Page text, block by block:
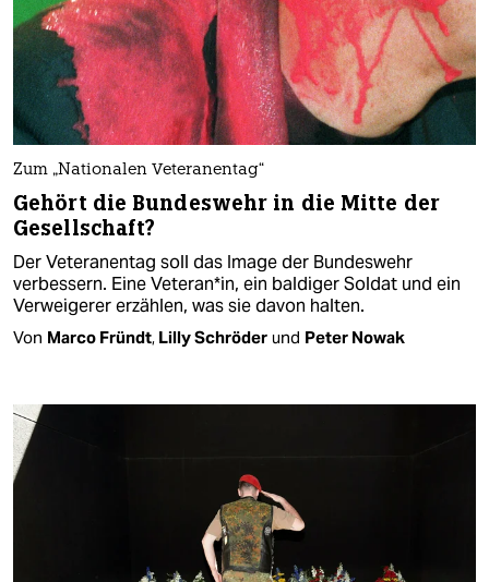
Zum „Nationalen Veteranentag“
Gehört die Bundeswehr in die Mitte der
Gesellschaft?
Der Veteranentag soll das Image der Bundeswehr
verbessern. Eine Veteran*in, ein baldiger Soldat und ein
Verweigerer erzählen, was sie davon halten.
Von Marco Fründt, Lilly Schröder und Peter Nowak